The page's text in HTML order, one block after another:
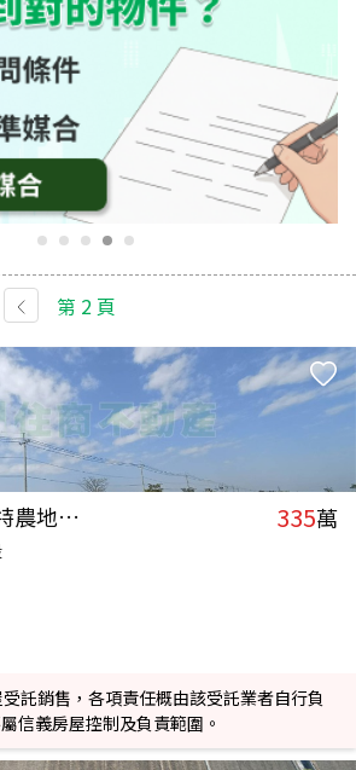
第 2頁
後壁竹圍後2.7分特農地(專) 335萬
託銷售，各項責任概由該受託業者自行負
信義房屋控制及負責範圍。